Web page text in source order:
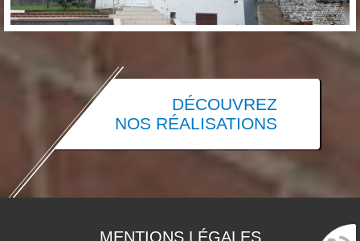
DÉCOUVREZ
NOS RÉALISATIONS
MENTIONS LÉGALES